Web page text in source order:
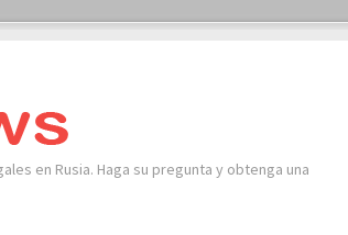
en Rusia. Haga su pregunta y obtenga una